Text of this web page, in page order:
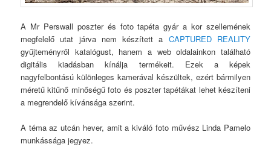
A Mr Perswall poszter és foto tapéta gyár a kor szellemének
megfelelő utat járva nem készített a CAPTURED REALITY
gyűjteményről katalógust, hanem a web oldalainkon található
digitális kiadásban kínálja termékeit. Ezek a képek
nagyfelbontású különleges kamerával készültek, ezért bármilyen
méretű kitűnő minőségű foto és poszter tapétákat lehet készíteni
a megrendelő kívánsága szerint.
A téma az utcán hever, amit a kiváló foto művész Linda Pamelo
munkássága jegyez.